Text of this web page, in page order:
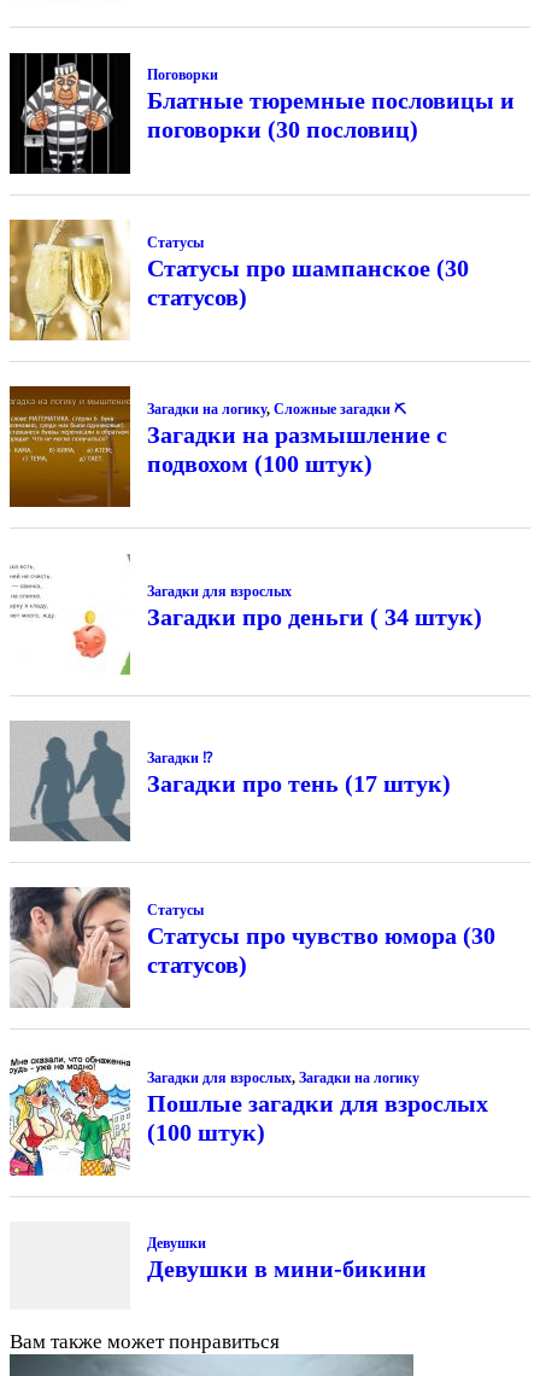
Поговорки
Блатные тюремные пословицы и
поговорки (30 пословиц)
Статусы
Статусы про шампанское (30
статусов)
Загадки на логику, Сложные загадки ⛏
Загадки на размышление с
подвохом (100 штук)
Загадки для взрослых
Загадки про деньги ( 34 штук)
Загадки ⁉
Загадки про тень (17 штук)
Статусы
Статусы про чувство юмора (30
статусов)
Загадки для взрослых, Загадки на логику
Пошлые загадки для взрослых
(100 штук)
Девушки
Девушки в мини-бикини
Вам также может понравиться